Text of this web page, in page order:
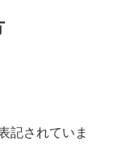
記されていま